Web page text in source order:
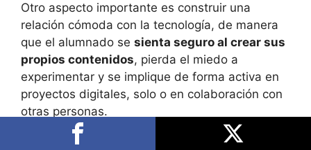
Otro aspecto importante es construir una
relación cómoda con la tecnología, de manera
que el alumnado se sienta seguro al crear sus
propios contenidos, pierda el miedo a
experimentar y se implique de forma activa en
proyectos digitales, solo o en colaboración con
otras personas.
Esta combinación de habilidades técnicas y